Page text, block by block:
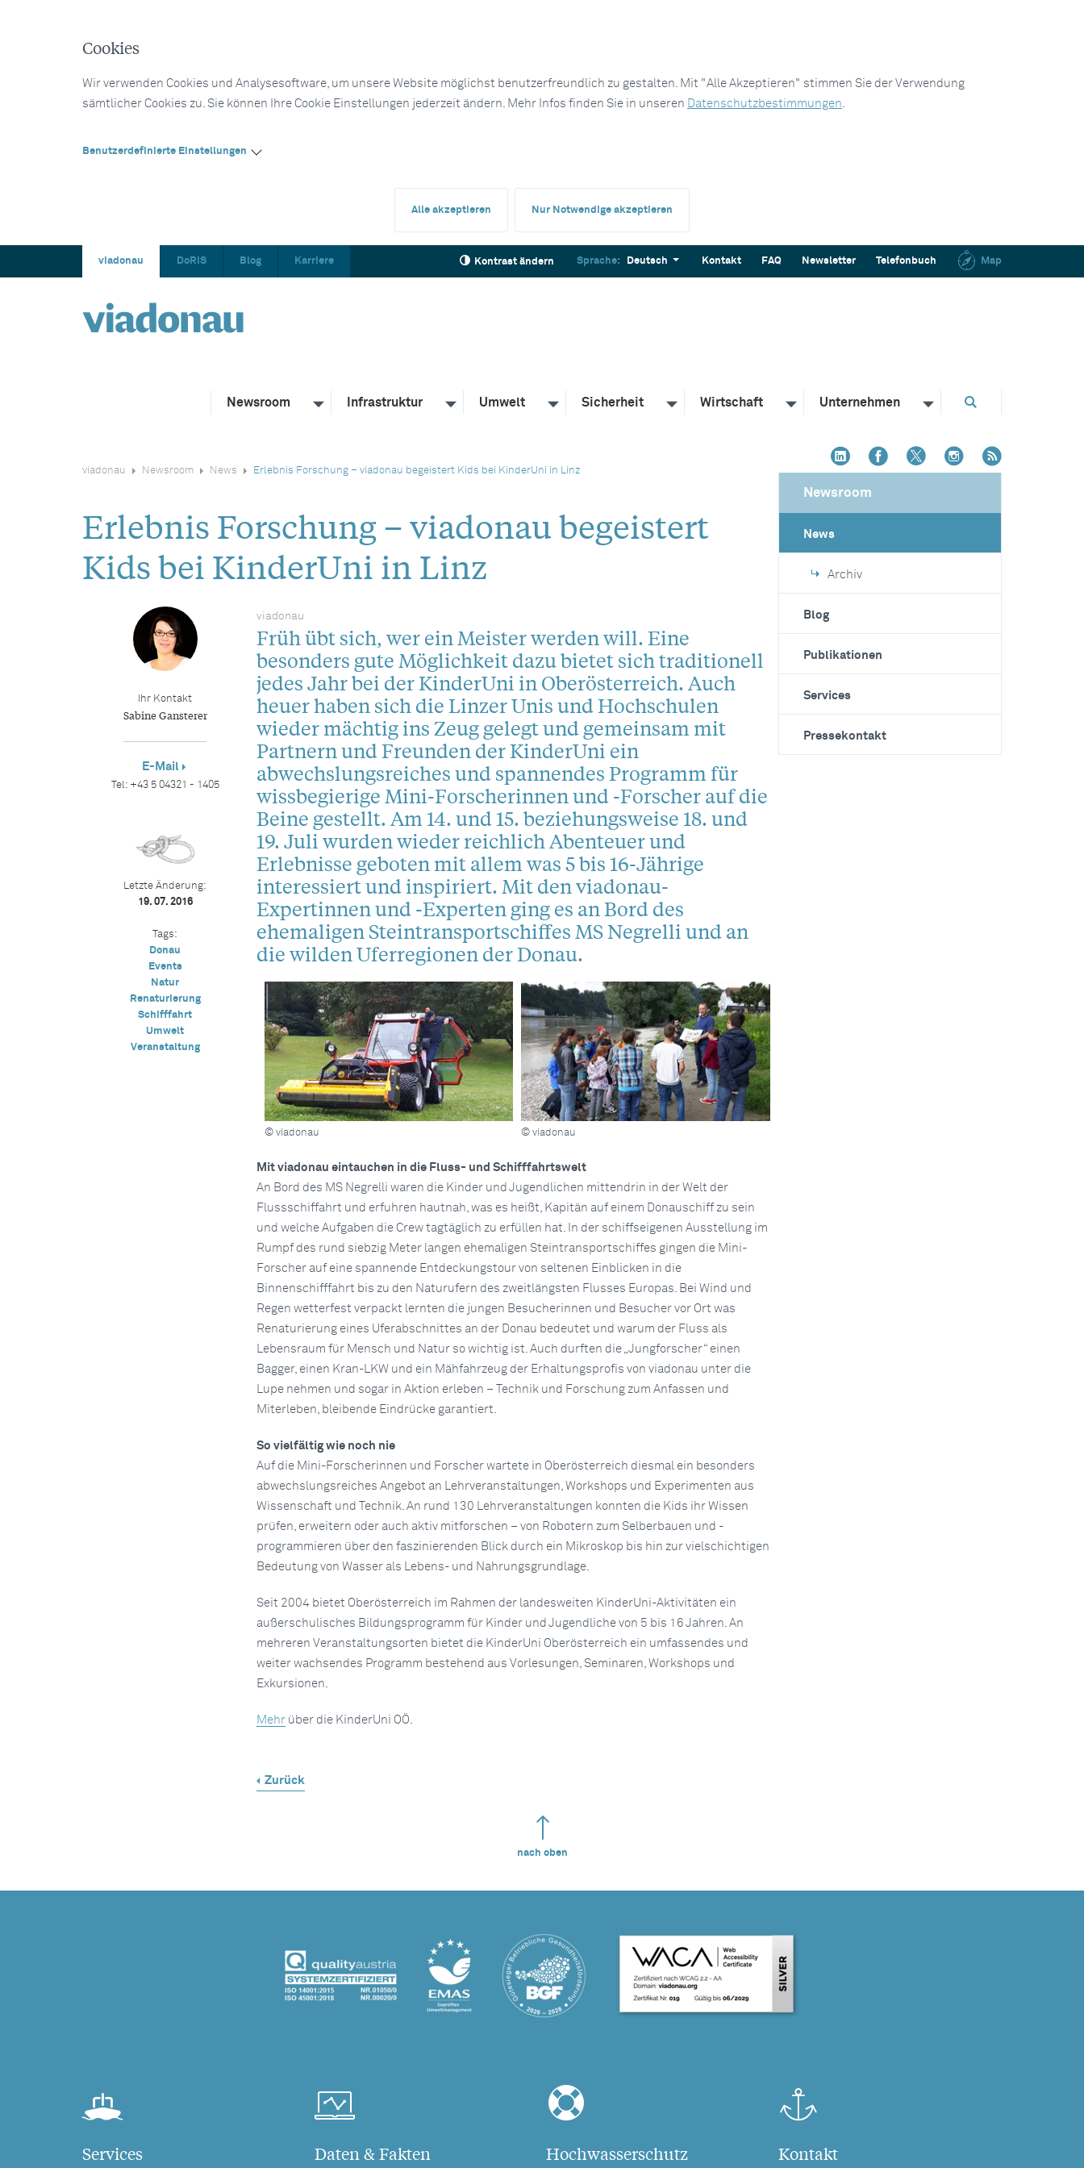
Cookies
Wir verwenden Cookies und Analysesoftware, um unsere Website möglichst benutzerfreundlich zu gestalten. Mit "Alle Akzeptieren" stimmen Sie der Verwendung
sämtlicher Cookies zu. Sie können Ihre Cookie Einstellungen jederzeit ändern. Mehr Infos finden Sie in unseren Datenschutzbestimmungen.
Benutzerdefinierte Einstellungen
Alle akzeptieren Nur Notwendige akzeptieren
viadonau DoRIS Blog Karriere Kontrast ändern Sprache: Deutsch Kontakt FAQ Newsletter Telefonbuch Map
Newsroom Infrastruktur Umwelt Sicherheit Wirtschaft Unternehmen
viadonau Newsroom News Erlebnis Forschung – viadonau begeistert Kids bei KinderUni in Linz
Erlebnis Forschung – viadonau begeistert
Kids bei KinderUni in Linz
viadonau
Früh übt sich, wer ein Meister werden will. Eine
besonders gute Möglichkeit dazu bietet sich traditionell
jedes Jahr bei der KinderUni in Oberösterreich. Auch
heuer haben sich die Linzer Unis und Hochschulen
wieder mächtig ins Zeug gelegt und gemeinsam mit
Partnern und Freunden der KinderUni ein
abwechslungsreiches und spannendes Programm für
wissbegierige Mini-Forscherinnen und -Forscher auf die
Beine gestellt. Am 14. und 15. beziehungsweise 18. und
19. Juli wurden wieder reichlich Abenteuer und
Erlebnisse geboten mit allem was 5 bis 16-Jährige
interessiert und inspiriert. Mit den viadonau-
Expertinnen und -Experten ging es an Bord des
ehemaligen Steintransportschiffes MS Negrelli und an
die wilden Uferregionen der Donau.
© viadonau
© viadonau
Mit viadonau eintauchen in die Fluss- und Schifffahrtswelt
An Bord des MS Negrelli waren die Kinder und Jugendlichen mittendrin in der Welt der
Flussschiffahrt und erfuhren hautnah, was es heißt, Kapitän auf einem Donauschiff zu sein
und welche Aufgaben die Crew tagtäglich zu erfüllen hat. In der schiffseigenen Ausstellung im
Rumpf des rund siebzig Meter langen ehemaligen Steintransportschiffes gingen die Mini-
Forscher auf eine spannende Entdeckungstour von seltenen Einblicken in die
Binnenschifffahrt bis zu den Naturufern des zweitlängsten Flusses Europas. Bei Wind und
Regen wetterfest verpackt lernten die jungen Besucherinnen und Besucher vor Ort was
Renaturierung eines Uferabschnittes an der Donau bedeutet und warum der Fluss als
Lebensraum für Mensch und Natur so wichtig ist. Auch durften die „Jungforscher“ einen
Bagger, einen Kran-LKW und ein Mähfahrzeug der Erhaltungsprofis von viadonau unter die
Lupe nehmen und sogar in Aktion erleben – Technik und Forschung zum Anfassen und
Miterleben, bleibende Eindrücke garantiert.
So vielfältig wie noch nie
Auf die Mini-Forscherinnen und Forscher wartete in Oberösterreich diesmal ein besonders
abwechslungsreiches Angebot an Lehrveranstaltungen, Workshops und Experimenten aus
Wissenschaft und Technik. An rund 130 Lehrveranstaltungen konnten die Kids ihr Wissen
prüfen, erweitern oder auch aktiv mitforschen – von Robotern zum Selberbauen und -
programmieren über den faszinierenden Blick durch ein Mikroskop bis hin zur vielschichtigen
Bedeutung von Wasser als Lebens- und Nahrungsgrundlage.
Seit 2004 bietet Oberösterreich im Rahmen der landesweiten KinderUni-Aktivitäten ein
außerschulisches Bildungsprogramm für Kinder und Jugendliche von 5 bis 16 Jahren. An
mehreren Veranstaltungsorten bietet die KinderUni Oberösterreich ein umfassendes und
weiter wachsendes Programm bestehend aus Vorlesungen, Seminaren, Workshops und
Exkursionen.
Mehrüber die KinderUni OÖ.
Zurück
Ihr Kontakt
Sabine Gansterer
E-Mail
Tel: +43 5 04321 - 1405
Letzte Änderung:
19. 07. 2016
Tags:
Donau
Events
Natur
Renaturierung
Schifffahrt
Umwelt
Veranstaltung
Newsroom
News
Archiv
Blog
Publikationen
Services
Pressekontakt
nach oben
Services Daten & Fakten Hochwasserschutz Kontakt